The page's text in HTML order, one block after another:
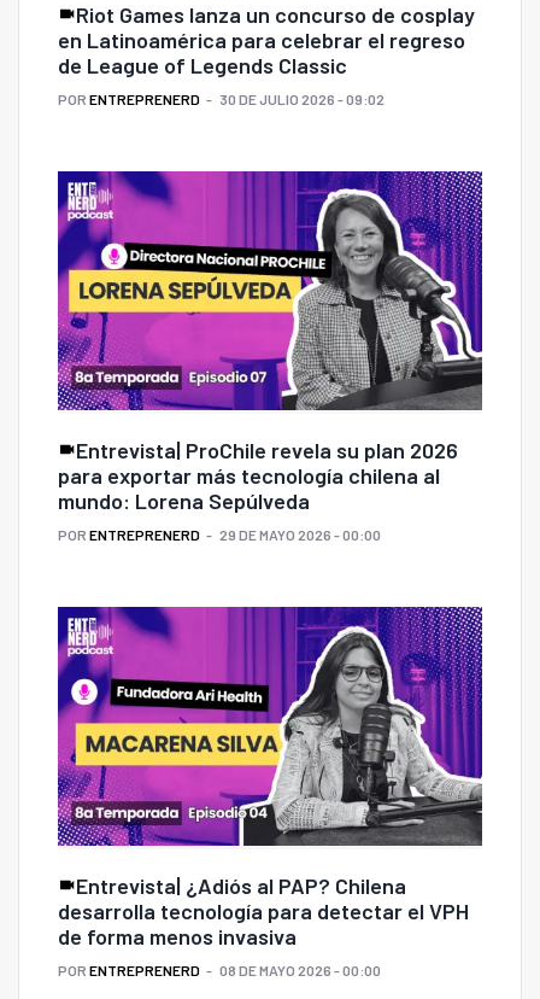
Riot Games lanza un concurso de cosplay
en Latinoamérica para celebrar el regreso
de League of Legends Classic
POR ENTREPRENERD 30 DE JULIO 2026 - 09:02
Entrevista| ProChile revela su plan 2026
para exportar más tecnología chilena al
mundo: Lorena Sepúlveda
POR ENTREPRENERD 29 DE MAYO 2026 - 00:00
Entrevista| ¿Adiós al PAP? Chilena
desarrolla tecnología para detectar el VPH
de forma menos invasiva
POR ENTREPRENERD 08 DE MAYO 2026 - 00:00